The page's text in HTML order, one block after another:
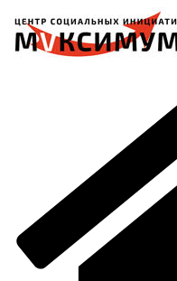
содержимому